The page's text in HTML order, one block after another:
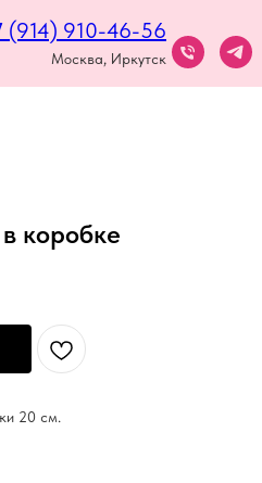
(914) 910-46-56
Москва, Иркутск
коробке
20 см.